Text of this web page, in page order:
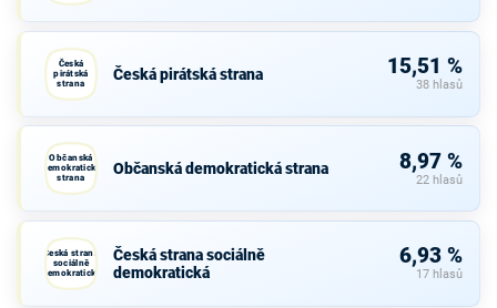
Česká
pirátská
strana
Česká pirátská strana 15,51 %
38 hlasů
Občanská
demokratická
strana
Občanská demokratická strana 8,97 %
22 hlasů
Česká strana
sociálně
demokratická
Česká strana sociálně
demokratická
6,93 %
17 hlasů